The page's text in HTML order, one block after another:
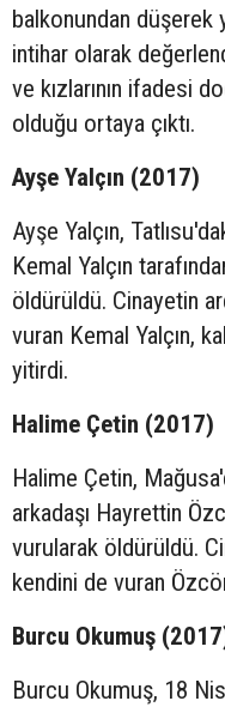
balkonundan düşerek
intihar olarak
ve kızlarının ifadesi
olduğu ortaya çıktı.
Ayşe Yalçın (2017)
Ayşe Yalçın,
Kemal Yalçın
öldürüldü. Cinayetin
vuran Kemal Yalçın,
yitirdi.
Halime Çetin (2017)
Halime Çetin,
arkadaşı Hayrettin
vurularak öldürüldü.
kendini de vuran
Burcu Okumuş
Burcu Okumuş, 18